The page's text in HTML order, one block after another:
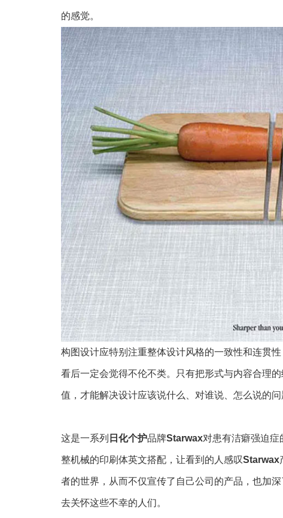
的感觉。
构图设计应特别注重整体设计风格的一致性和连贯
看后一定会觉得不伦不类。只有把形式与内容合理
值，才能解决设计应该说什么、对谁说、怎么说的问
这是一系列 日化个护品牌Starwax对患有洁癖强迫症
整机械的印刷体英文搭配，让看到的人感叹Starwax
者的世界，从而不仅宣传了自己公司的产品，也加
去关怀这些不幸的人们。